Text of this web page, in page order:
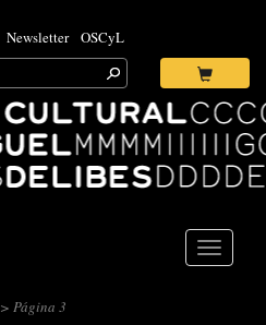
Newsletter OSCyL
Toggle
> Página 3